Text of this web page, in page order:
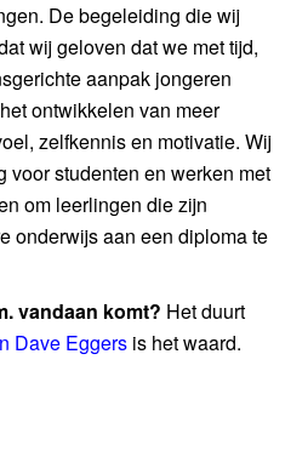
De begeleiding die wij
wij geloven dat we met tijd,
aanpak jongeren
ontwikkelen van meer
zelfkennis en motivatie. Wij
voor studenten en werken met
om leerlingen die zijn
onderwijs aan een diploma te
vandaan komt? Het duurt
Dave Eggers is het waard.